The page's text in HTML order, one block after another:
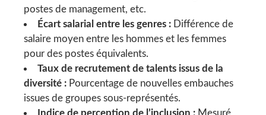
postes de management, etc.
Écart salarial entre les genres : Différence de
salaire moyen entre les hommes et les femmes
pour des postes équivalents.
Taux de recrutement de talents issus de la
diversité : Pourcentage de nouvelles embauches
issues de groupes sous-représentés.
Indice de perception de l’inclusion : Mesuré